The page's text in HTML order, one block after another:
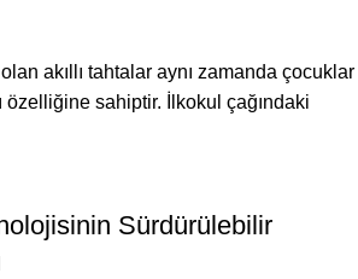
akıllı tahtalar aynı zamanda çocuklar
özelliğine sahiptir. İlkokul çağındaki
Sürdürülebilir